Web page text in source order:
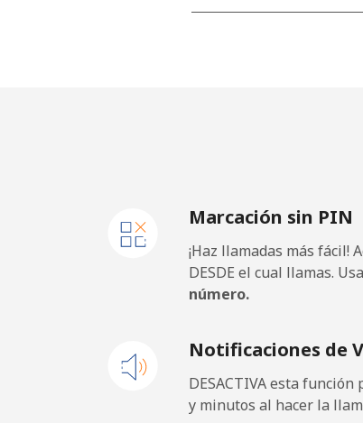
Celular
Belarus
Celular
Belgium
Marcación sin PIN
¡Haz llamadas más fácil!
DESDE el cual llamas.
número.
Notificaciones de
DESACTIVA esta
y minutos al hacer la